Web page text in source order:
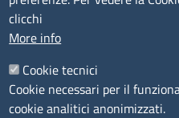
Camera di Commercio,
Agricoltura di Sassari
P.IVA01047570906
Codice Fiscale
clicchi
More info
Cookie tecnici
Cookie necessari per il
cookie analitici anonimizzati.